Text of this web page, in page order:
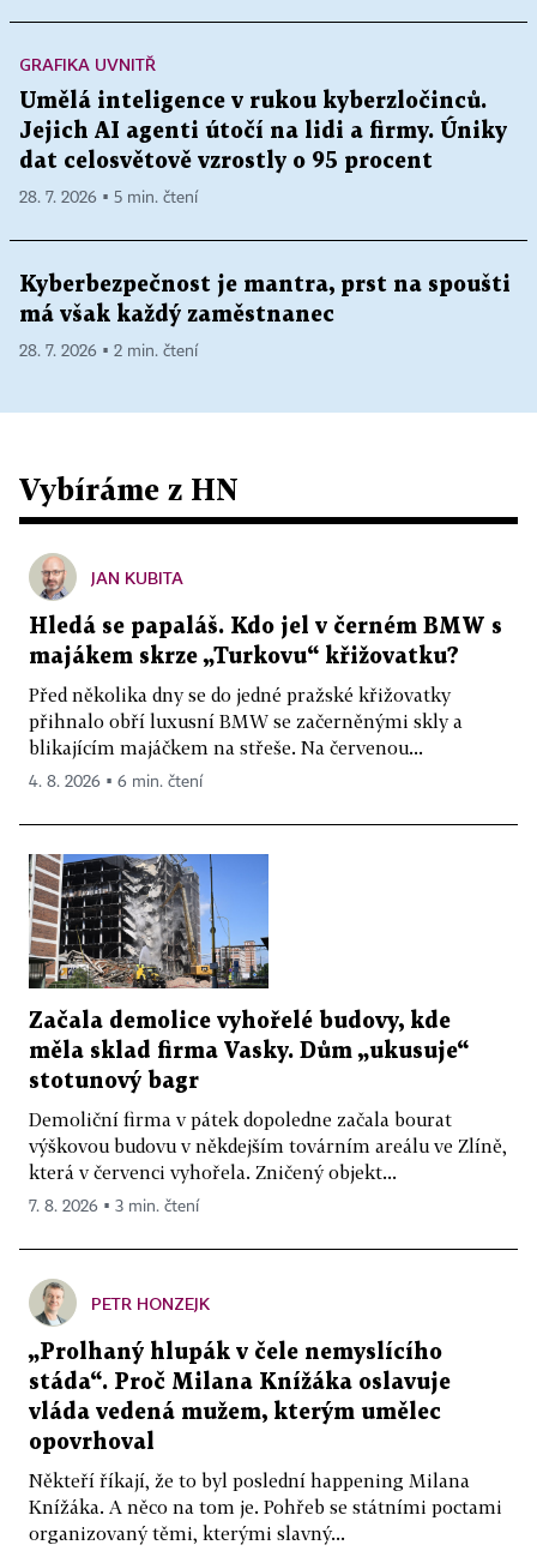
GRAFIKA UVNITŘ
Umělá inteligence v rukou kyberzločinců.
Jejich AI agenti útočí na lidi a firmy. Úniky
dat celosvětově vzrostly o 95 procent
28. 7. 2026 ▪ 5 min. čtení
Kyberbezpečnost je mantra, prst na spoušti
má však každý zaměstnanec
28. 7. 2026 ▪ 2 min. čtení
Vybíráme z HN
JAN KUBITA
Hledá se papaláš. Kdo jel v černém BMW s
majákem skrze „Turkovu“ křižovatku?
Před několika dny se do jedné pražské křižovatky
přihnalo obří luxusní BMW se začerněnými skly a
blikajícím majáčkem na střeše. Na červenou...
4. 8. 2026 ▪ 6 min. čtení
Začala demolice vyhořelé budovy, kde
měla sklad firma Vasky. Dům „ukusuje“
stotunový bagr
Demoliční firma v pátek dopoledne začala bourat
výškovou budovu v někdejším továrním areálu ve Zlíně,
která v červenci vyhořela. Zničený objekt...
7. 8. 2026 ▪ 3 min. čtení
PETR HONZEJK
„Prolhaný hlupák v čele nemyslícího
stáda“. Proč Milana Knížáka oslavuje
vláda vedená mužem, kterým umělec
opovrhoval
Někteří říkají, že to byl poslední happening Milana
Knížáka. A něco na tom je. Pohřeb se státními poctami
organizovaný těmi, kterými slavný...